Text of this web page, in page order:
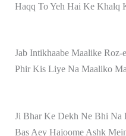
Haqq To Yeh Hai Ke Khalq
Jab Intikhaabe Maalike Roz-
Phir Kis Liye Na Maaliko
Ji Bhar Ke Dekh Ne Bhi Na
Bas Aey Hajoome Ashk